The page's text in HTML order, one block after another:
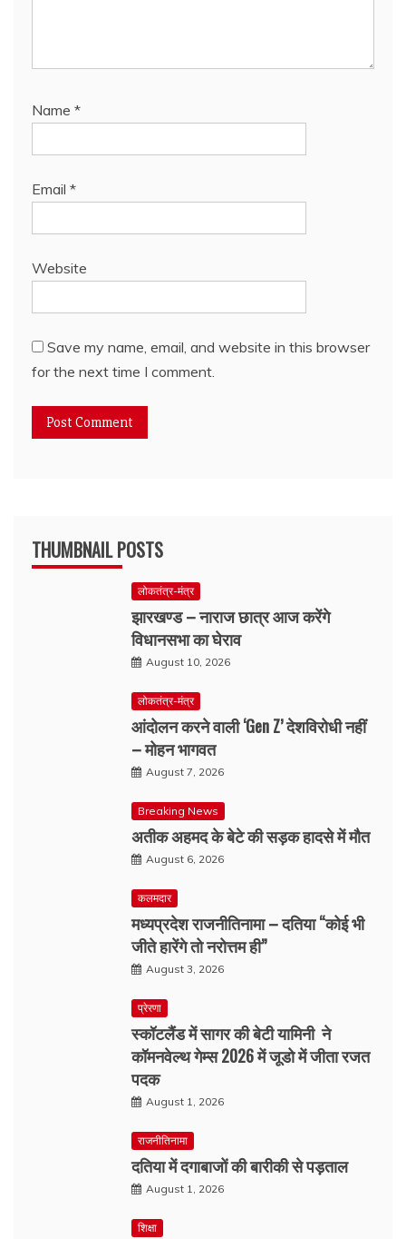
Name *
Email *
Website
Save my name, email, and website in this browser
for the next time I comment.
THUMBNAIL POSTS
लोकतंत्र-मंत्र
झारखण्ड – नाराज छात्र आज करेंगे
विधानसभा का घेराव
August 10, 2026
लोकतंत्र-मंत्र
आंदोलन करने वाली ‘Gen Z’ देशविरोधी नहीं
– मोहन भागवत
August 7, 2026
Breaking News
अतीक अहमद के बेटे की सड़क हादसे में मौत
August 6, 2026
कलमदार
मध्यप्रदेश राजनीतिनामा – दतिया “कोई भी
जीते हारेंगे तो नरोत्तम ही”
August 3, 2026
प्रेरणा
स्कॉटलैंड में सागर की बेटी यामिनी ने
कॉमनवेल्थ गेम्स 2026 में जूडो में जीता रजत
पदक
August 1, 2026
राजनीतिनामा
दतिया में दगाबाजों की बारीकी से पड़ताल
August 1, 2026
शिक्षा